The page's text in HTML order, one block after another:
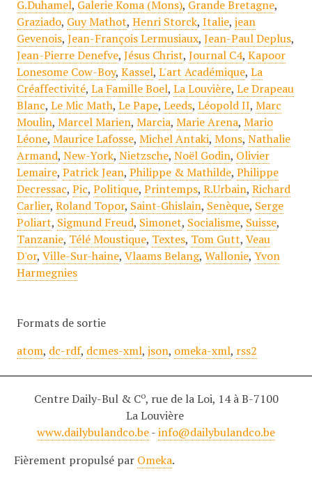
G.Duhamel, Galerie Koma (Mons), Grande Bretagne,
Graziado, Guy Mathot, Henri Storck, Italie, jean
Gevenois, Jean-François Lermusiaux, Jean-Paul Deplus,
Jean-Pierre Denefve, Jésus Christ, Journal C4, Kapoor
Lonesome Cow-Boy, Kassel, L'art Académique, La
Créaffectivité, La Famille Boel, La Louvière, Le Drapeau
Blanc, Le Mic Math, Le Pape, Leeds, Léopold II, Marc
Moulin, Marcel Marien, Marcia, Marie Arena, Mario
Léone, Maurice Lafosse, Michel Antaki, Mons, Nathalie
Armand, New-York, Nietzsche, Noël Godin, Olivier
Lemaire, Patrick Jean, Philippe & Mathilde, Philippe
Decressac, Pic, Politique, Printemps, R.Urbain, Richard
Carlier, Roland Topor, Saint-Ghislain, Senèque, Serge
Poliart, Sigmund Freud, Simonet, Socialisme, Suisse,
Tanzanie, Télé Moustique, Textes, Tom Gutt, Veau
D'or, Ville-Sur-haine, Vlaams Belang, Wallonie, Yvon
Harmegnies
Formats de sortie
atom, dc-rdf, dcmes-xml, json, omeka-xml, rss2
Centre Daily-Bul & Co, rue de la Loi, 14 à B-7100
La Louvière
www.dailybulandco.be-info@dailybulandco.be
Fièrement propulsé par Omeka.